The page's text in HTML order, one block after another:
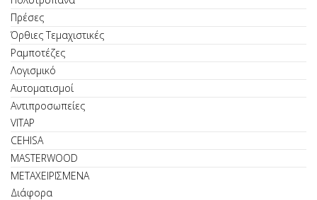
Πρέσες
Όρθιες Τεμαχιστικές
Ραμποτέζες
Λογισμικό
Αυτοματισμοί
Αντιπροσωπείες
VITAP
CEHISA
MASTERWOOD
ΜΕΤΑΧΕΙΡΙΣΜΕΝΑ
Διάφορα